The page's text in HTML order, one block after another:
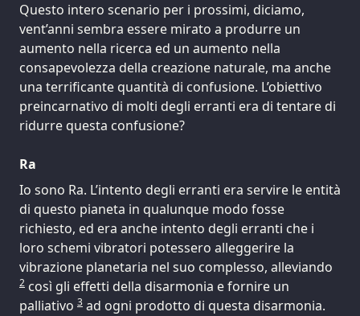
Questo intero scenario per i prossimi, diciamo,
vent’anni sembra essere mirato a produrre un
aumento nella ricerca ed un aumento nella
consapevolezza della creazione naturale, ma anche
una terrificante quantità di confusione. L’obiettivo
preincarnativo di molti degli erranti era di tentare di
ridurre questa confusione?
Ra
Io sono Ra. L’intento degli erranti era servire le entità
di questo pianeta in qualunque modo fosse
richiesto, ed era anche intento degli erranti che i
loro schemi vibratori potessero alleggerire la
vibrazione planetaria nel suo complesso, alleviando
2 così gli effetti della disarmonia e fornire un
palliativo 3 ad ogni prodotto di questa disarmonia.